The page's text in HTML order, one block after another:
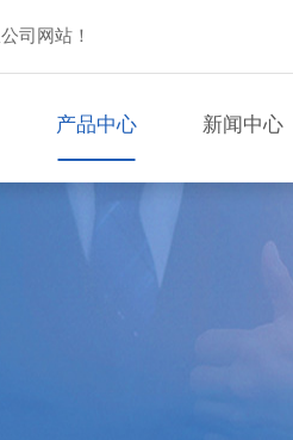
司网站！
产品中心 新闻中心